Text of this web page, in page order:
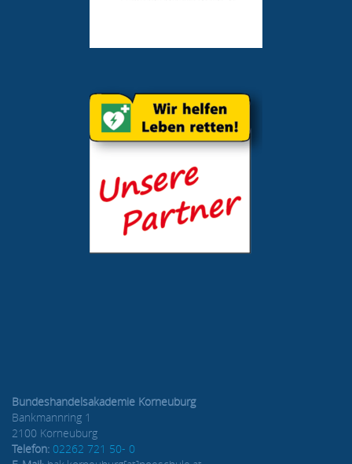
Bundeshandelsakademie Korneuburg
Bankmannring 1
2100 Korneuburg
Telefon: 02262 721 50- 0